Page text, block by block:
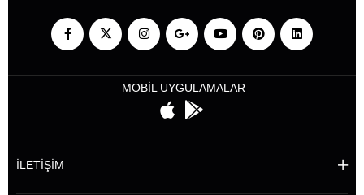
MOBİL UYGULAMALAR
İLETİŞİM